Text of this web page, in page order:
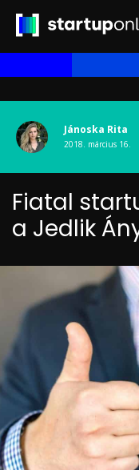
Jánoska Rita
2018. március 16.
Fiatal
a Jedlik